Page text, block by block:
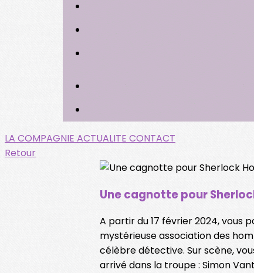
LA COMPAGNIE ACTUALITE CONTACT
Retour
Une cagnotte pour
A partir du 17 février 2024, vous
mystérieuse association des
célèbre détective. Sur scène,
arrivé dans la troupe : Simon